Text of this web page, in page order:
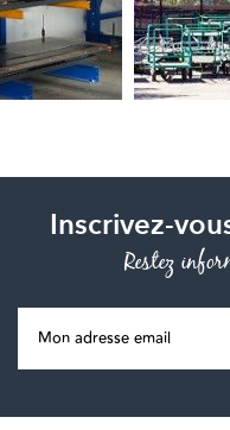
Inscrivez-
Restez